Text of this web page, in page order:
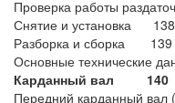
Проверка работы
Снятие и установка 138
Разборка и сборка 139
Основные технические
Карданный вал 140
Передний карданный